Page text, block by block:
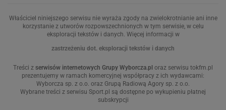
Właściciel niniejszego serwisu nie wyraża zgody na zwielokrotnianie ani inne
korzystanie z utworów rozpowszechnionych w tym serwisie, w celu
eksploracji tekstów i danych. Więcej informacji w
zastrzeżeniu dot. eksploracji tekstów i danych
Treści z serwisów internetowych Grupy Wyborcza.pl oraz serwisu tokfm.pl
prezentujemy w ramach komercyjnej współpracy z ich wydawcami:
Wyborcza sp. z o.o. oraz Grupą Radiową Agory sp. z o.o.
Wybrane treści z serwisu Sport.pl są dostępne po wykupieniu płatnej
subskrypcji